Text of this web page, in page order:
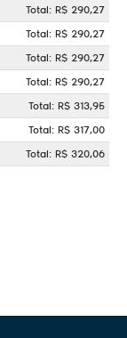
Total: R$ 290,27
Total: R$ 290,27
Total: R$ 290,27
Total: R$ 290,27
Total: R$ 313,95
Total: R$ 317,00
Total: R$ 320,06